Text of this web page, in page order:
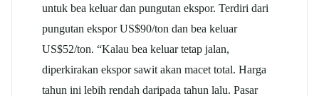
untuk bea keluar dan pungutan ekspor. Terdiri dari
pungutan ekspor US$90/ton dan bea keluar
US$52/ton. “Kalau bea keluar tetap jalan,
diperkirakan ekspor sawit akan macet total. Harga
tahun ini lebih rendah daripada tahun lalu. Pasar